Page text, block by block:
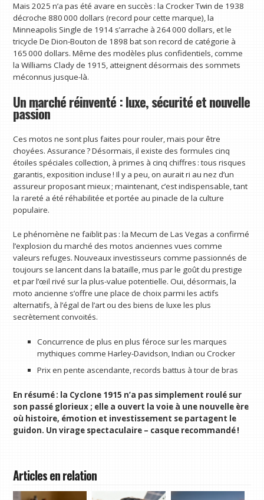
Mais 2025 n’a pas été avare en succès : la Crocker Twin de 1938
décroche 880 000 dollars (record pour cette marque), la
Minneapolis Single de 1914 s’arrache à 264 000 dollars, et le
tricycle De Dion-Bouton de 1898 bat son record de catégorie à
165 000 dollars. Même des modèles plus confidentiels, comme
la Williams Clady de 1915, atteignent désormais des sommets
méconnus jusque-là.
Un marché réinventé : luxe, sécurité et nouvelle
passion
Ces motos ne sont plus faites pour rouler, mais pour être
choyées. Assurance ? Désormais, il existe des formules cinq
étoiles spéciales collection, à primes à cinq chiffres : tous risques
garantis, exposition incluse ! Il y a peu, on aurait ri au nez d’un
assureur proposant mieux ; maintenant, c’est indispensable, tant
la rareté a été réhabilitée et portée au pinacle de la culture
populaire.
Le phénomène ne faiblit pas : la Mecum de Las Vegas a confirmé
l’explosion du marché des motos anciennes vues comme
valeurs refuges. Nouveaux investisseurs comme passionnés de
toujours se lancent dans la bataille, mus par le goût du prestige
et par l’œil rivé sur la plus-value potentielle. Oui, désormais, la
moto ancienne s’offre une place de choix parmi les actifs
alternatifs, à l’égal de l’art ou des biens de luxe les plus
secrètement convoités.
Concurrence de plus en plus féroce sur les marques
mythiques comme Harley-Davidson, Indian ou Crocker
Prix en pente ascendante, records battus à tour de bras
En résumé : la Cyclone 1915 n’a pas simplement roulé sur
son passé glorieux ; elle a ouvert la voie à une nouvelle ère
où histoire, émotion et investissement se partagent le
guidon. Un virage spectaculaire – casque recommandé !
Articles en relation